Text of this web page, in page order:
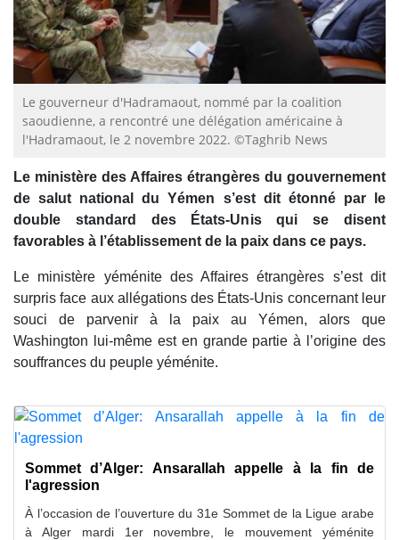
Le gouverneur d'Hadramaout, nommé par la coalition
saoudienne, a rencontré une délégation américaine à
l'Hadramaout, le 2 novembre 2022. ©Taghrib News
Le ministère des Affaires étrangères du gouvernement
de salut national du Yémen s’est dit étonné par le
double standard des États-Unis qui se disent
favorables à l’établissement de la paix dans ce pays.
Le ministère yéménite des Affaires étrangères s’est dit
surpris face aux allégations des États-Unis concernant leur
souci de parvenir à la paix au Yémen, alors que
Washington lui-même est en grande partie à l’origine des
souffrances du peuple yéménite.
Sommet d’Alger: Ansarallah appelle à la fin de
l'agression
À l’occasion de l’ouverture du 31e Sommet de la Ligue arabe
à Alger mardi 1er novembre, le mouvement yéménite